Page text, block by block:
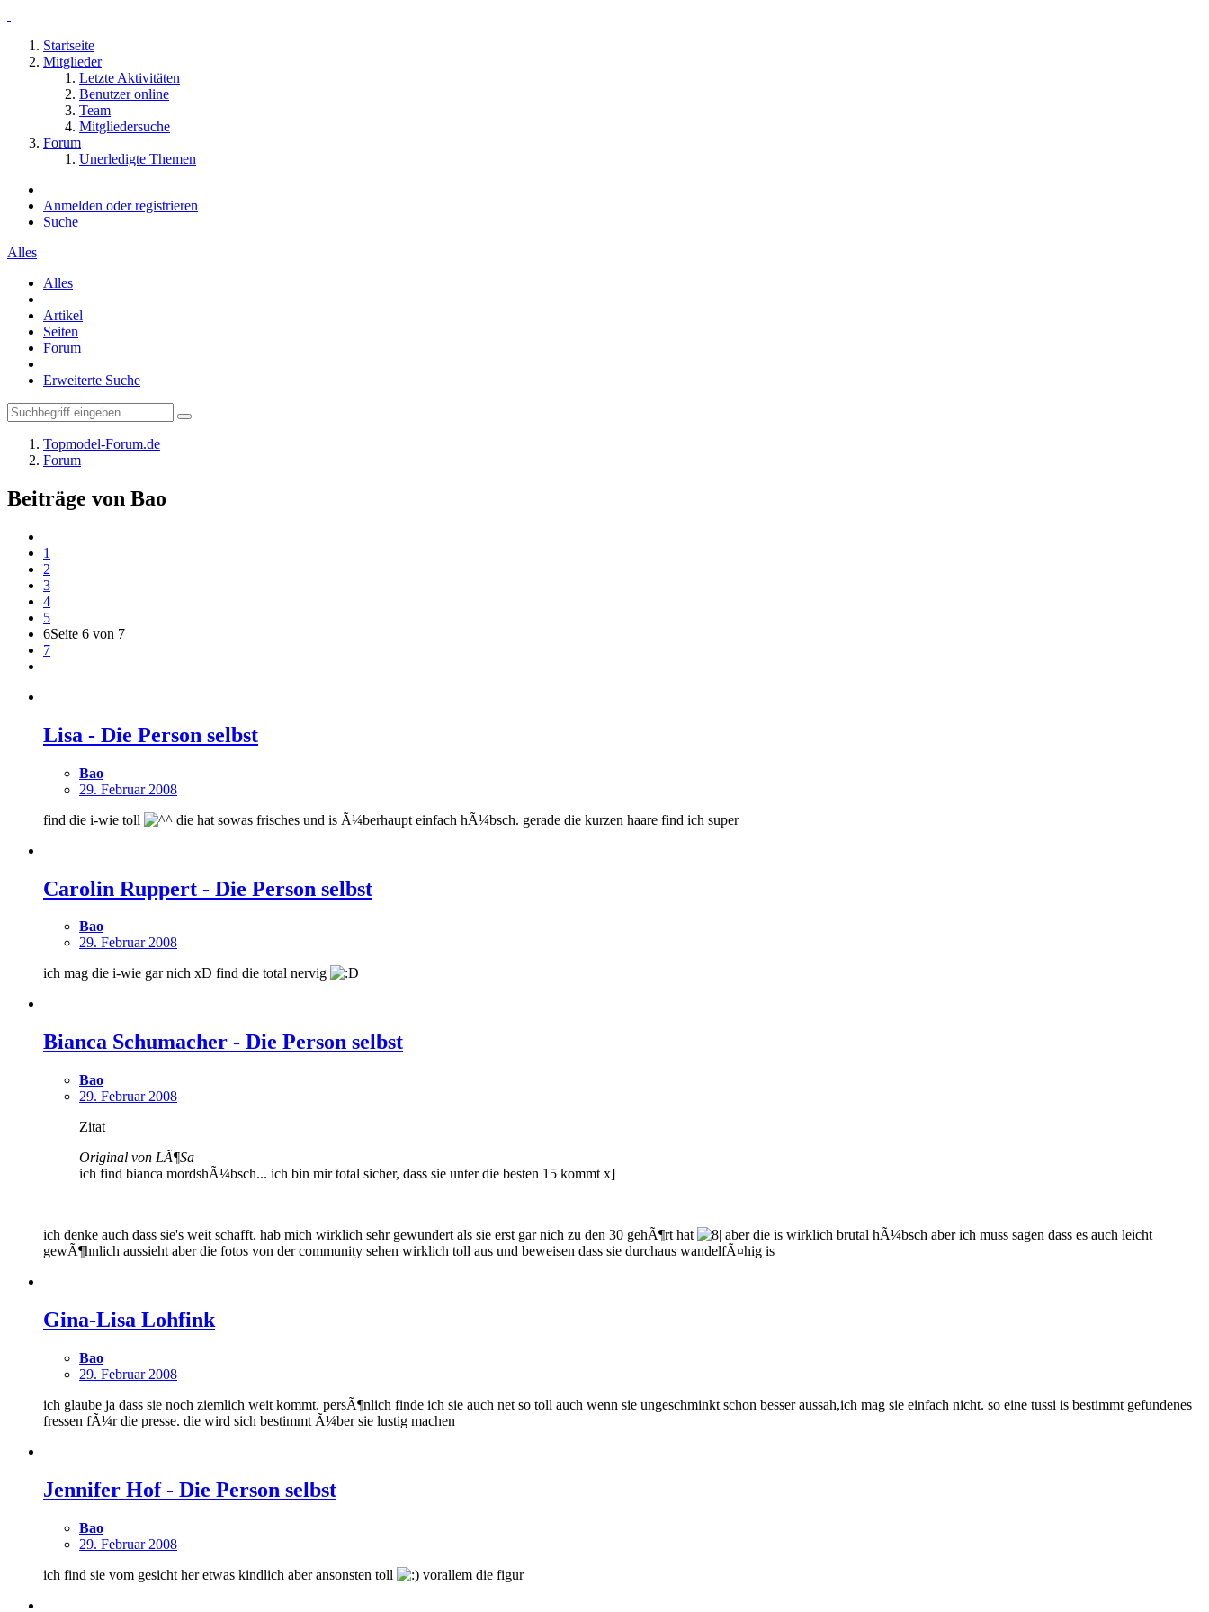
Startseite
Mitglieder
Letzte Aktivitäten
Benutzer online
Team
Mitgliedersuche
Forum
Unerledigte Themen
Anmelden oder registrieren
Suche
Alles
Alles
Artikel
Seiten
Forum
Erweiterte Suche
Topmodel-Forum.de
Forum
Beiträge von Bao
1
2
3
4
5
6Seite 6 von 7
7
Lisa - Die Person selbst
Bao
29. Februar 2008
find die i-wie toll
die hat sowas frisches und is Ã¼berhaupt einfach hÃ¼bsch. gerade die kurzen haare find ich super
Carolin Ruppert - Die Person selbst
Bao
29. Februar 2008
ich mag die i-wie gar nich xD find die total nervig
Bianca Schumacher - Die Person selbst
Bao
29. Februar 2008
Zitat
Original von LÃ¶Sa
ich find bianca mordshÃ¼bsch... ich bin mir total sicher, dass sie unter die besten 15 kommt x]
ich denke auch dass sie's weit schafft. hab mich wirklich sehr gewundert als sie erst gar nich zu den 30 gehÃ¶rt hat
aber die is wirklich brutal hÃ¼bsch aber ich muss sagen dass es auch leicht
gewÃ¶hnlich aussieht aber die fotos von der community sehen wirklich toll aus und beweisen dass sie durchaus wandelfÃ¤hig is
Gina-Lisa Lohfink
Bao
29. Februar 2008
ich glaube ja dass sie noch ziemlich weit kommt. persÃ¶nlich finde ich sie auch net so toll auch wenn sie ungeschminkt schon besser aussah,ich mag sie einfach nicht. so eine tussi is bestimmt gefundenes
fressen fÃ¼r die presse. die wird sich bestimmt Ã¼ber sie lustig machen
Jennifer Hof - Die Person selbst
Bao
29. Februar 2008
ich find sie vom gesicht her etwas kindlich aber ansonsten toll
vorallem die figur